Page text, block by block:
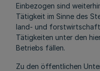
Einbezogen sind
Tätigkeit im Sinne des
land- und
Tätigkeiten unter den
Betriebs fällen.
Zu den öffentlichen